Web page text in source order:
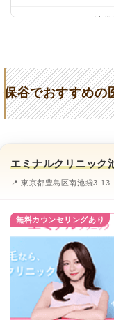
リゼクリニック池
保谷駅前皮膚科
水谷皮膚科内科
こまつ皮フ科クリ
いわきクリニック
エミナルクリニッ
レジーナクリニッ
湘南美容クリニッ
メンズリゼ池袋・
立川・町田
保谷でおすすめの
エミナルクリニック
📍 東京都豊島区南池袋3-
無料カウンセリングあり